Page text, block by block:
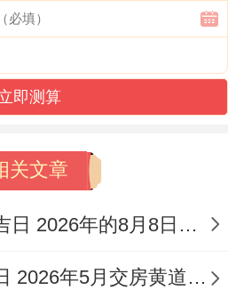
和麻糬、焚烧土地发
系衣物、洒净水于门
腥、高声喧哗
上倒垃圾
即测算
关文章
2026年的8月黄道吉日 2026年的8月8日是星期几
2026年5月收房吉日 2026年5月交房黄道吉日